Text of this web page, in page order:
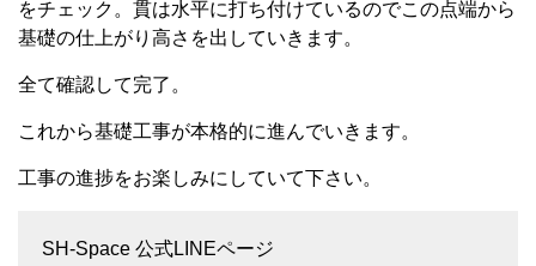
をチェック。貫は水平に打ち付けているのでこの点端から
基礎の仕上がり高さを出していきます。
全て確認して完了。
これから基礎工事が本格的に進んでいきます。
工事の進捗をお楽しみにしていて下さい。
SH-Space 公式LINEページ